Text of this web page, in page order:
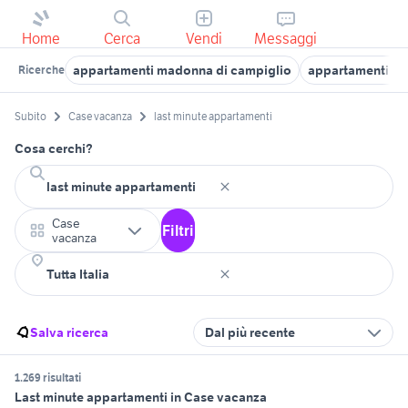
Home Cerca Vendi Messaggi
Ricerche appartamenti madonna di campiglio appartamenti
Subito Case vacanza last minute appartamenti
Cosa cerchi?
Case
vacanza
Filtri
Salva ricerca Dal più recente
1.269 risultati
Last minute appartamenti in Case vacanza